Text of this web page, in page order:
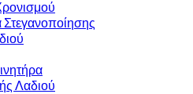
Στεγανοποίησης
Λαδιού